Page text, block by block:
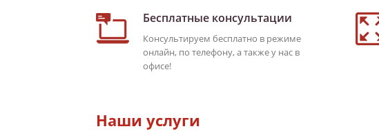
Бесплатные консультации
Консультируем бесплатно в режиме
онлайн, по телефону, а также у нас в
офисе!
Наши услуги